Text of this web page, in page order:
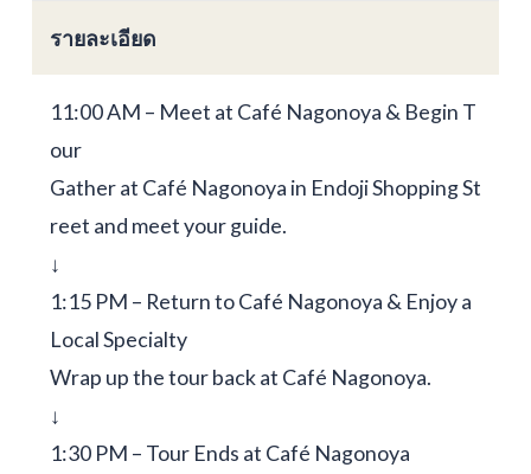
รายละเอียด
11:00 AM – Meet at Café Nagonoya & Begin T
our
Gather at Café Nagonoya in Endoji Shopping St
reet and meet your guide.
↓
1:15 PM – Return to Café Nagonoya & Enjoy a
Local Specialty
Wrap up the tour back at Café Nagonoya.
↓
1:30 PM – Tour Ends at Café Nagonoya